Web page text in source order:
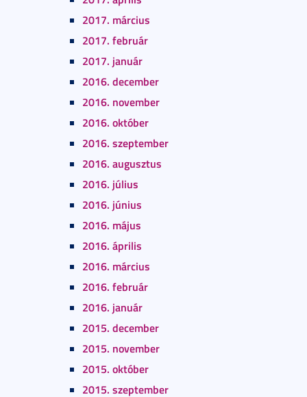
2017. március
2017. február
2017. január
2016. december
2016. november
2016. október
2016. szeptember
2016. augusztus
2016. július
2016. június
2016. május
2016. április
2016. március
2016. február
2016. január
2015. december
2015. november
2015. október
2015. szeptember